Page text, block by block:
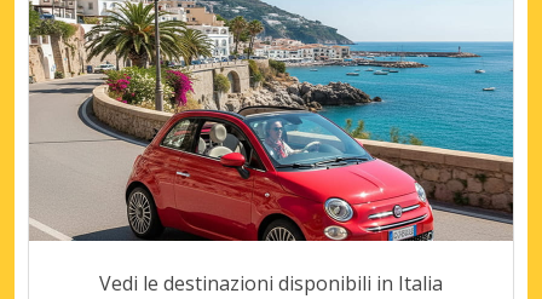
Vedi le destinazioni disponibili in Italia